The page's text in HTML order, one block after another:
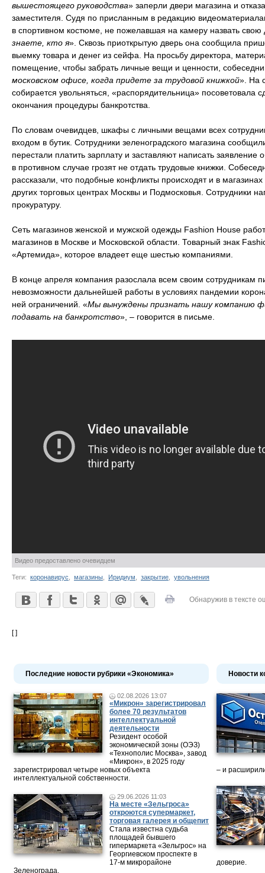
вышестоящего руководства» заперли двери магазина и
заместителя. Судя по присланным в редакцию
в спортивном костюме, не пожелавшая на камеру назвать свою
знаете, кто я». Сквозь приоткрытую дверь она сообщила
выемку товара и денег из сейфа. На просьбу директора,
помещение, чтобы забрать личные вещи и ценности,
московском офисе, когда придете за трудовой книжкой». На
собирается увольняться, «распорядительница» посоветовала
окончания процедуры банкротства.
По словам очевидцев, шкафы с личными вещами всех
входом в бутик. Сотрудники зеленоградского магазина
перестали платить зарплату и заставляют написать
в противном случае грозят не отдать трудовые книжки.
рассказали, что подобные конфликты происходят и в
других торговых центрах Москвы и Подмосковья. Сотрудники
прокуратуру.
Сеть магазинов женской и мужской одежды Fashion House
магазинов в Москве и Московской области. Товарный знак
«Артемида», которое владеет еще шестью компаниями.
В конце апреля компания разослала всем своим сотрудникам
невозможности дальнейшей работы в условиях пандемии
ней ограничений. «Мы вынуждены признать нашу компанию
подавать на банкротство», – говорится в письме.
Видео предоставлено очевидцем
Теги: коронавирус магазины Иридиум закрытие увольнения
Обнаружив в тексте
[ ]
Последние новости рубрики «Экономика»
02.08.2026 13:07
«Микрон» зарегистрировал
более 70 результатов
интеллектуальной
деятельности
Резидент особой
экономической зоны (ОЭЗ)
«Технополис Москва», завод
«Микрон», в 2025 году
зарегистрировал четыре новых объекта
интеллектуальной собственности.
29.06.2026 11:03
На месте «Зельгроса»
откроются супермаркет,
торговая галерея и общепит
Стала известна судьба
площадей бывшего
гипермаркета «Зельгрос» на
Георгиевском проспекте в
17-м микрорайоне
Зеленограда.
Новости
– и
доверие.